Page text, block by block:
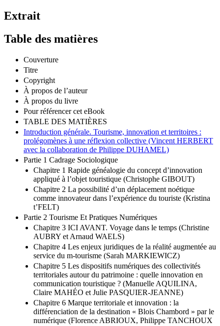
Extrait
Table des matières
Couverture
Titre
Copyright
À propos de l’auteur
À propos du livre
Pour référencer cet eBook
TABLE DES MATIÈRES
Introduction générale. Tourisme, innovation et territoires :
prolégomènes à une réflexion collective (Vincent HERBERT
avec la collaboration de Philippe DUHAMEL)
Partie 1 Cadrage Sociologique
Chapitre 1 Rapide généalogie du concept d’innovation
appliqué à l’objet touristique (Christophe GIBOUT)
Chapitre 2 La possibilité d’un déplacement noétique
comme innovateur dans l’expérience du touriste (Kristina
t’FELT)
Partie 2 Tourisme Et Pratiques Numériques
Chapitre 3 ICI AVANT. Voyage dans le temps (Christine
AUBRY et Arnaud WAELS)
Chapitre 4 Les enjeux juridiques de la réalité augmentée au
service du m-tourisme (Sarah MARKIEWICZ)
Chapitre 5 Les dispositifs numériques des collectivités
territoriales autour du patrimoine : quelle innovation en
communication touristique ? (Manuelle AQUILINA,
Claire MAHÉO et Julie PASQUIER-JEANNE)
Chapitre 6 Marque territoriale et innovation : la
différenciation de la destination « Blois Chambord » par le
numérique (Florence ABRIOUX, Philippe TANCHOUX